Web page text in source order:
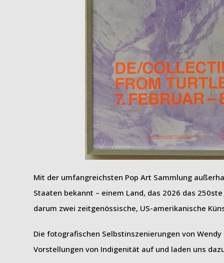
Mit der umfangreichsten Pop Art Sammlung
Staaten bekannt – einem Land, das 2026 das
darum zwei zeitgenössische, US-amerikanische
Die fotografischen Selbstinszenierungen von
Vorstellungen von Indigenität auf und laden uns